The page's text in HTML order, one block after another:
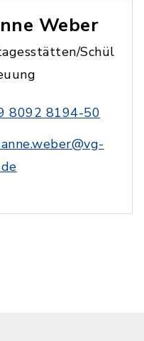
Weber
Schül
8092 8194-50